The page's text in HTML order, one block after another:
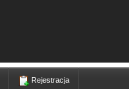
Rejestracja